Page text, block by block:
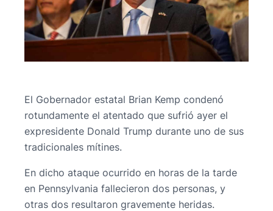
El Gobernador estatal Brian Kemp condenó
rotundamente el atentado que sufrió ayer el
expresidente Donald Trump durante uno de sus
tradicionales mítines.
En dicho ataque ocurrido en horas de la tarde
en Pennsylvania fallecieron dos personas, y
otras dos resultaron gravemente heridas.